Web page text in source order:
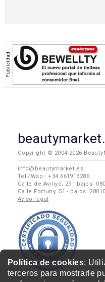
Política de cookies:
terceros para mostrarle
Copyright © 2004-2026
info@beautymarket.es
Tel./Wsp.: +34 661913286
Calle de Avinyó, 29 - bajos.
Calle Fortuny, 51 - bajos.
Aviso legal